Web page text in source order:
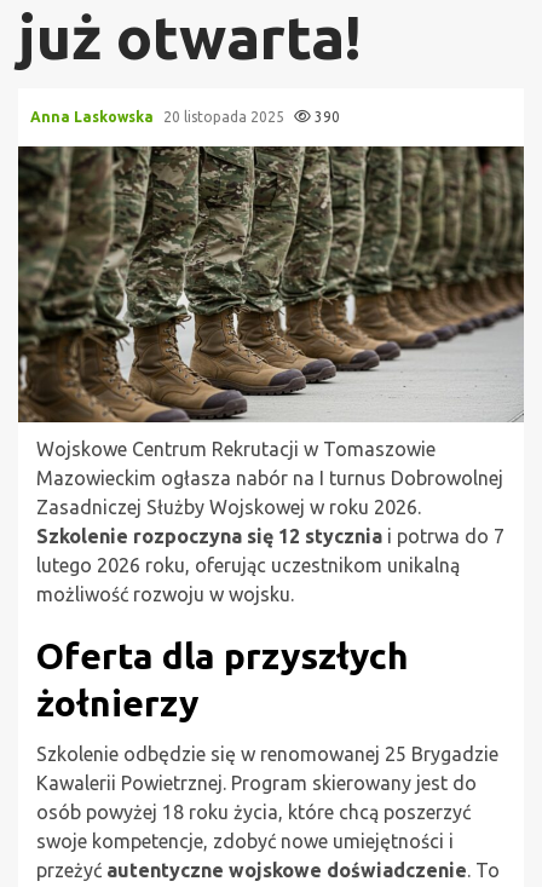
już otwarta!
Anna Laskowska 20 listopada 2025 390
Wojskowe Centrum Rekrutacji w Tomaszowie
Mazowieckim ogłasza nabór na I turnus Dobrowolnej
Zasadniczej Służby Wojskowej w roku 2026.
Szkolenie rozpoczyna się 12 stycznia i potrwa do 7
lutego 2026 roku, oferując uczestnikom unikalną
możliwość rozwoju w wojsku.
Oferta dla przyszłych
żołnierzy
Szkolenie odbędzie się w renomowanej 25 Brygadzie
Kawalerii Powietrznej. Program skierowany jest do
osób powyżej 18 roku życia, które chcą poszerzyć
swoje kompetencje, zdobyć nowe umiejętności i
przeżyć autentyczne wojskowe doświadczenie. To